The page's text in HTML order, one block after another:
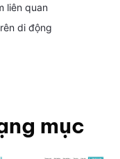
liên quan
di động
mục